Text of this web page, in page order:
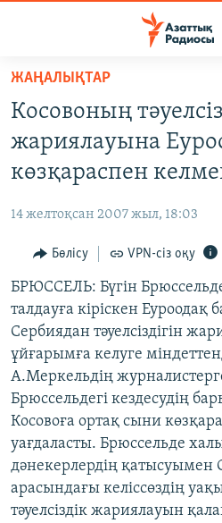
Skip
main
content
to
main
Search
AZATTYQTV
АДАМ ҚҰҚЫҚТАРЫ
ӘЛЕУМЕТ
ӘЛЕМ
АРНАЙЫ ЖОБАЛАР
Русский
ЖАЗЫЛЫҢЫЗ
Басқа тілдерде
ЖАҢАЛЫҚТАР
Косовоның
жариялауына
көзқараспен
14 желтоқсан 2007 жыл, 18:03
Бөлісу VPN-сіз оқу
БРЮССЕЛЬ: Бүгін
талдауға кіріскен
Сербиядан тәуелсіздігін
ұйғарымға келуге
А.Меркельдің
Брюссельдегі кездесудің
Косовоға ортақ сыни
уағдаласты. Брюссельде
дәнекерлердің қатысуымен
арасындағы келіссөздің
тәуелсіздік жариялауын